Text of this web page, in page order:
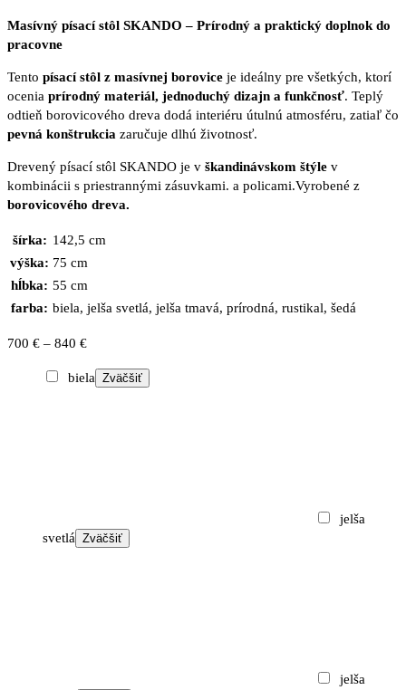
Masívný písací stôl SKANDO – Prírodný a praktický doplnok do
pracovne
Tento písací stôl z masívnej borovice je ideálny pre všetkých, ktorí
ocenia prírodný materiál, jednoduchý dizajn a funkčnosť. Teplý
odtieň borovicového dreva dodá interiéru útulnú atmosféru, zatiaľ čo
pevná konštrukcia zaručuje dlhú životnosť.
Drevený písací stôl SKANDO je v škandinávskom štýle v
kombinácii s priestrannými zásuvkami. a policami.Vyrobené z
borovicového dreva.
šírka: 142,5 cm
výška: 75 cm
hĺbka: 55 cm
farba: biela, jelša svetlá, jelša tmavá, prírodná, rustikal, šedá
700 € – 840 €Price
700 €
biela Zväčšiť
jelša
svetlá Zväčšiť
jelša